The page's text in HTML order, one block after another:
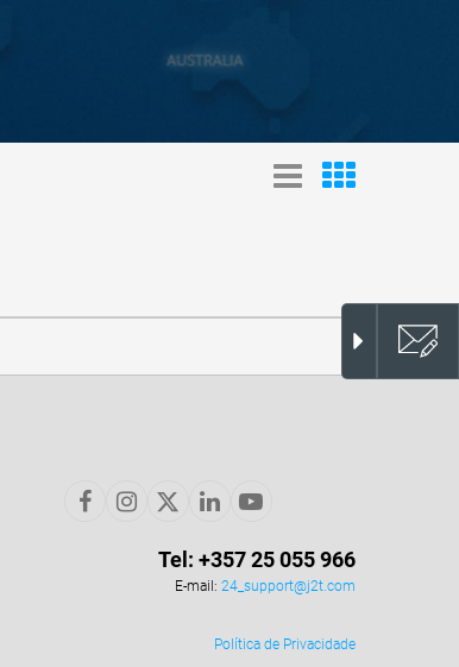
Tel: +357 25 055 966
E-mail: 24_support@j2t.com
Política de Privacidade